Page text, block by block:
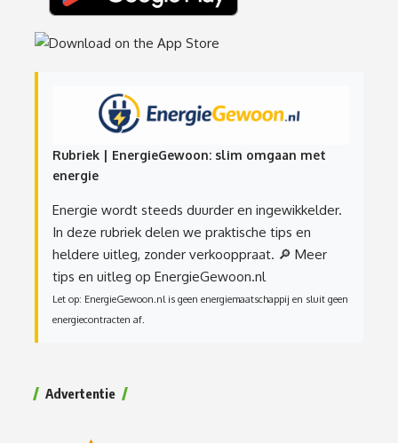
Rubriek | EnergieGewoon: slim omgaan met
energie
Energie wordt steeds duurder en ingewikkelder.
In deze rubriek delen we praktische tips en
heldere uitleg, zonder verkooppraat. 🔎 Meer
tips en uitleg op EnergieGewoon.nl
Let op: EnergieGewoon.nl is geen energiemaatschappij en sluit geen
energiecontracten af.
Advertentie